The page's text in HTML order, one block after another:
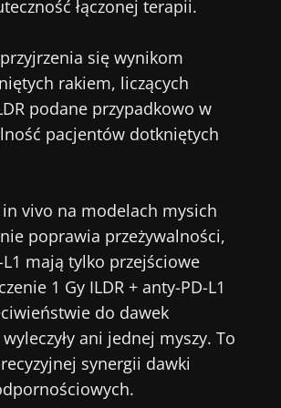
łączonej terapii.
się wynikom
rakiem, liczących
podane przypadkowo w
pacjentów dotkniętych
vivo na modelach mysich
poprawia przeżywalności,
mają tylko przejściowe
1 Gy ILDR + anty-PD-L1
do dawek
ani jednej myszy. To
synergii dawki
naszą stronę internetową
dla pracowników ochrony
pracowników służby zdrowia”,
o mikrobiocie.
tak szybko!
dla pracowników ochrony
pracowników służby zdrowia”,
o mikrobiocie.
z Biocodexu
warunki korzystaniai polityka
Institute.